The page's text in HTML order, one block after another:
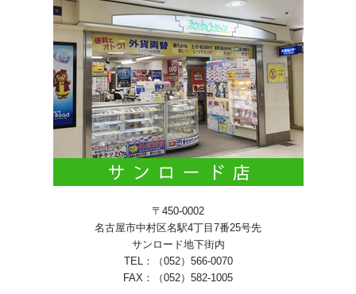
〒450-0002
名古屋市中村区名駅4丁目7番25号先
サンロード地下街内
TEL：（052）566-0070
FAX：（052）582-1005